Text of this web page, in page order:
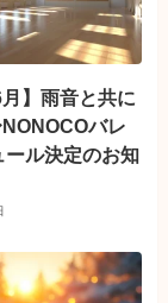
月】雨音と共に
バレ
ール決定のお知